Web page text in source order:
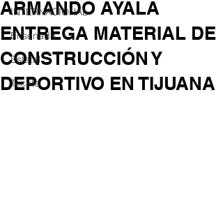
INTERNACIONAL
Ensenada
Estatal
Tecate
ARMANDO AYALA
ENTREGA MATERIAL DE
CONSTRUCCIÓN Y
DEPORTIVO EN TIJUANA